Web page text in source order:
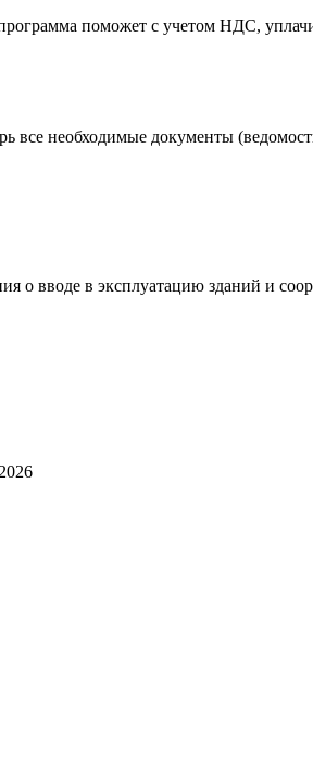
поможет с учетом НДС,
все необходимые документы
о вводе в эксплуатацию зданий и